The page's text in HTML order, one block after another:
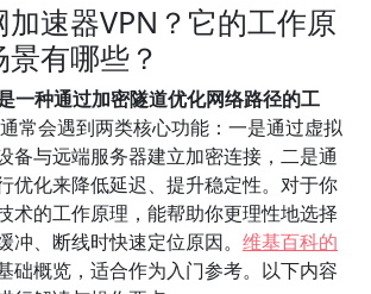
速器VPN？它的工作原
有哪些？
一种通过加密隧道优化网络路径的工
常会遇到两类核心功能：一是通过虚拟
备与远端服务器建立加密连接，二是通
优化来降低延迟、提升稳定性。对于你
术的工作原理，能帮助你更理性地选择
冲、断线时快速定位原因。 维基百科的
础概览，适合作为入门参考。以下内容